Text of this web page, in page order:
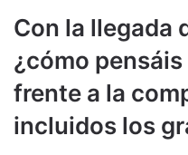
Con la llegada
¿cómo
frente a la
incluidos los